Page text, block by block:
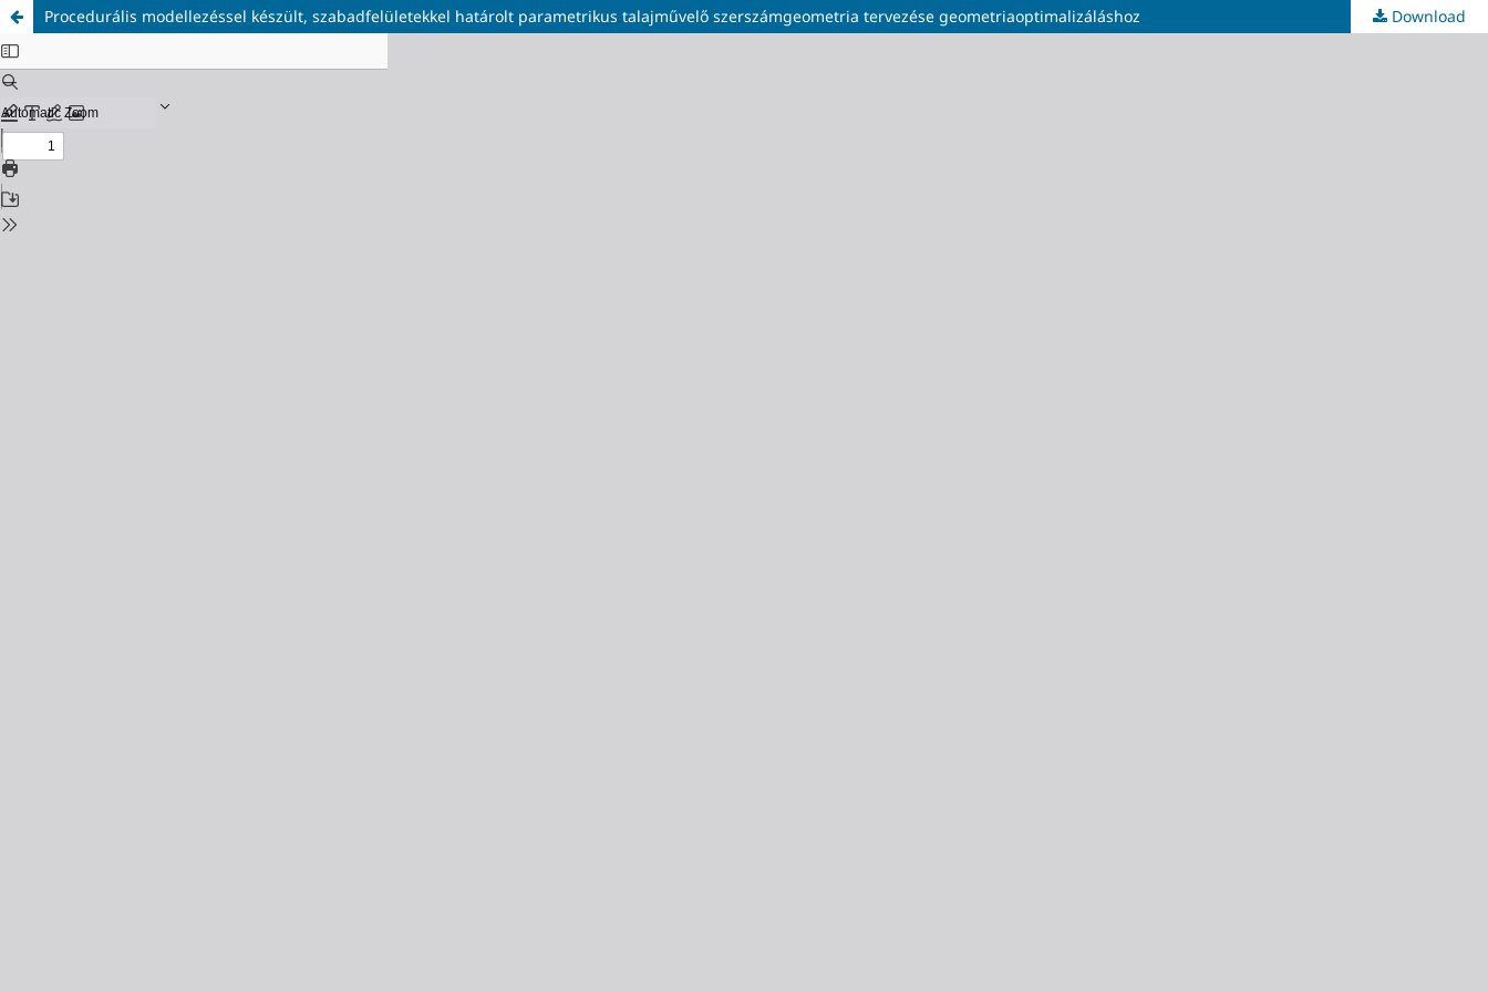
Procedurális modellezéssel készült, szabadfelületekkel határolt parametrikus talajművelő szerszámgeometria tervezése geometriaoptimalizáláshoz Download